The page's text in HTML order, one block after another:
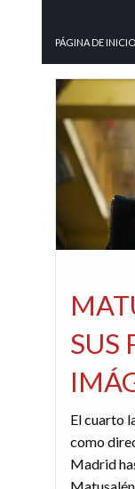
PÁGINA DE INICIO
SUS
El cuarto
como
Madrid